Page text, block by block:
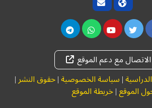
الاتصال مع دعم الموقع
|سياسة الخصوصية|حقوق النشر|
الموقع|خريطة الموقع